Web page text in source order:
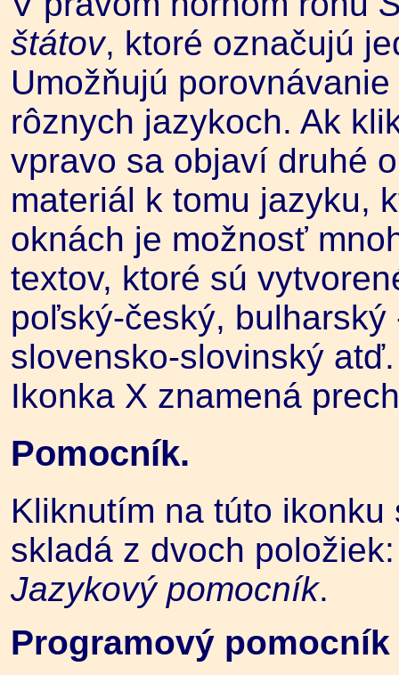
štátov, ktoré označujú
Umožňujú
rôznych jazykoch. Ak
vpravo sa objaví druhé
materiál k tomu jazyku,
oknách je možnosť
textov, ktoré sú
poľský-český,
slovensko-slovinský atď.
Ikonka X znamená
Pomocník.
Kliknutím na túto
skladá z dvoch
Jazykový pomocník.
Programový pomocník